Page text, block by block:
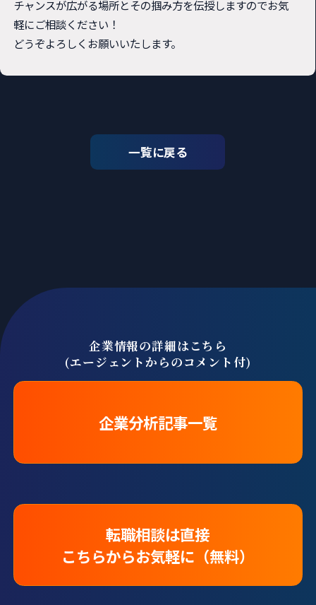
チャンスが広がる場所とその掴み方を伝授しますのでお気
軽にご相談ください！
どうぞよろしくお願いいたします。
一覧に戻る
企業情報の詳細はこちら
(エージェントからのコメント付)
企業分析記事一覧
転職相談は直接
こちらからお気軽に（無料）